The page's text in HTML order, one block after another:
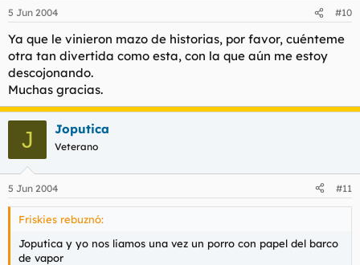
5 Jun 2004 #10
Ya que le vinieron mazo de historias, por favor, cuénteme
otra tan divertida como esta, con la que aún me estoy
descojonando.
Muchas gracias.
J Joputica
Veterano
5 Jun 2004 #11
Friskies rebuznó:
Joputica y yo nos liamos una vez un porro con papel del barco
de vapor